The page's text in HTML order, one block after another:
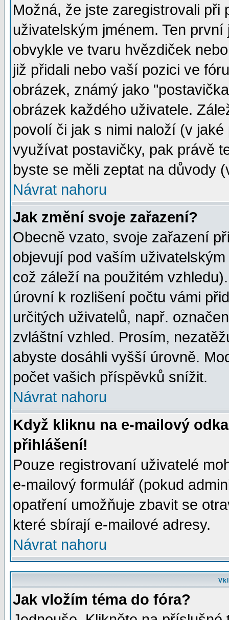
Možná, že jste zaregistrovali
uživatelským jménem. Ten
obvykle ve tvaru hvězdiček
již přidali nebo vaší pozici ve
obrázek, známý jako
obrázek každého uživatele.
povolí či jak s nimi naloží (v
využívat postavičky, pak právě
byste se měli zeptat na důvody
Návrat nahoru
Jak změní svoje zařazení?
Obecně vzato, svoje zařazení
objevují pod vaším
což záleží na použitém
úrovní k rozlišení počtu vámi
určitých uživatelů, např.
zvláštní vzhled. Prosím,
abyste dosáhli vyšší úrovně.
počet vašich příspěvků snížit.
Návrat nahoru
Když kliknu na e-mailový
přihlášení!
Pouze registrovaní uživatelé
e-mailový formulář (pokud
opatření umožňuje zbavit se
které sbírají e-mailové adresy.
Návrat nahoru
Jak vložím téma do fóra?